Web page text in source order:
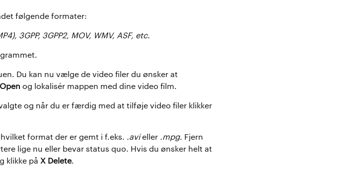
følgende formater:
3GPP, 3GPP2, MOV, WMV, ASF, etc.
Du kan nu vælge de video filer du ønsker at
Open og lokalisér mappen med dine video film.
og når du er færdig med at tilføje video filer klikker
format der er gemt i f.eks. .avieller .mpg. Fjern
lige nu eller bevar status quo. Hvis du ønsker helt at
klikke på X Delete.